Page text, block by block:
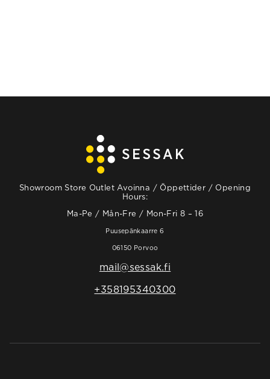
Showroom Store Outlet Avoinna / Öppettider / Opening
Hours:
Ma-Pe / Mån-Fre / Mon-Fri 8 – 16
Puusepänkaarre 6
06150 Porvoo
mail@sessak.fi
+358195340300